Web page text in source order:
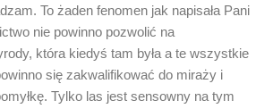
To żaden fenomen jak napisała Pani
nie powinno pozwolić na
która kiedyś tam była a te wszystkie
się zakwalifikować do miraży i
Tylko las jest sensowny na tym